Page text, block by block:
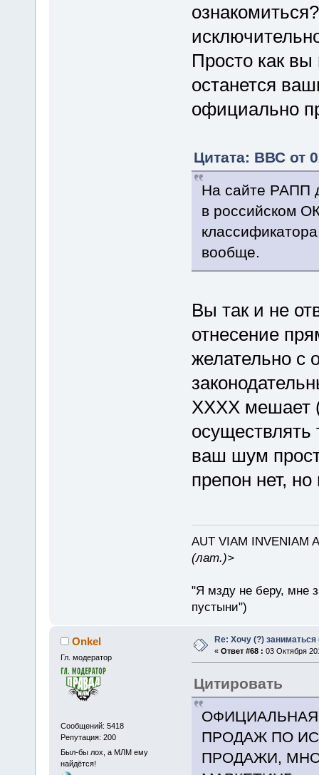
Просто как
останется
официально
Цитата: ВВС от
На сайте РАПП
в российском
вообще.
Вы так и не
отнесение
желательно с
XXXX мешает
осуществлять
ваш шум
препон нет,
AUT VIAM INVENIAM
(лат.)>
"Я мзду не беру, мне
пустыни")
Onkel
Гл. модератор
Сообщений: 5418
Репутация: 200
Был-бы лох, а МЛМ ему
найдётся!
Re: Хочу (?)
« Ответ #68 : 03 Октября
Цитировать
ПРОДАЖ ПО
ПРОДАЖИ,